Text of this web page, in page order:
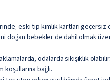
eski tip kimlik kartları
doğan bebekler de dahil olmak
odalarda sıkışıklık
bağlı.